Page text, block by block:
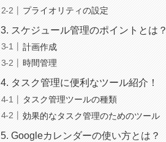
プライオリティの設定
3. スケジュール管理のポイントとは？
計画作成
時間管理
4. タスク管理に便利なツール紹介！
タスク管理ツールの種類
効果的なタスク管理のためのツール
5. Googleカレンダーの使い方とは？